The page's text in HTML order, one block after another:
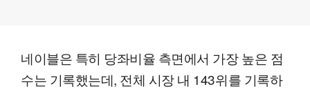
네이블은 특히 당좌비율 측면에서 가장 높은 점
수는 기록했는데, 전체 시장 내 143위를 기록하